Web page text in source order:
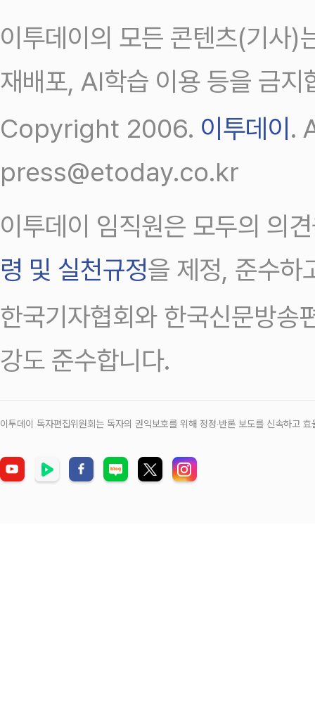
이투데이의 모든 콘텐츠(기사)
재배포, AI학습 이용 등을 금지
Copyright 2006. 이투데이.
press@etoday.co.kr
이투데이 임직원은 모두의 의
령 및 실천규정을 제정, 준수하
한국기자협회와 한국신문방송
강도 준수합니다.
이투데이 독자편집위원회는 독자의 권익보호를 위해 정정‧반론 보도를 신속하고